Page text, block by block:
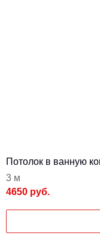
Потолок в ванную
3 м
4650 руб.